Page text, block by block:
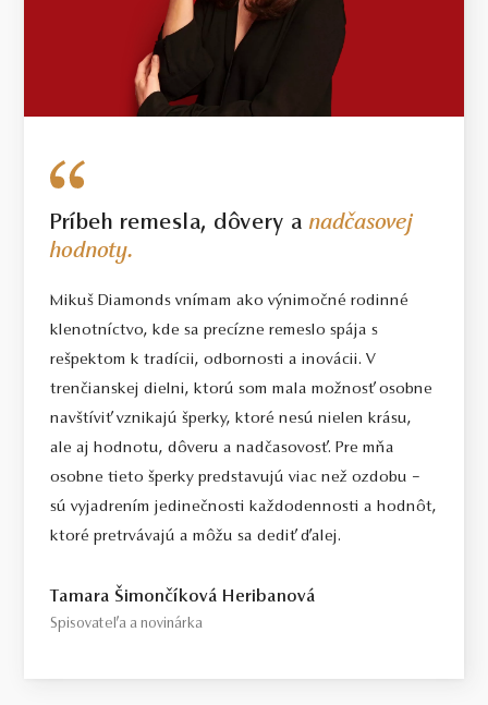
Príbeh remesla, dôvery anadčasovej
hodnoty.
Mikuš Diamonds vnímam ako výnimočné rodinné
klenotníctvo, kde sa precízne remeslo spája s
rešpektom k tradícii, odbornosti a inovácii. V
trenčianskej dielni, ktorú som mala možnosť osobne
navštíviť vznikajú šperky, ktoré nesú nielen krásu,
ale aj hodnotu, dôveru a nadčasovosť. Pre mňa
osobne tieto šperky predstavujú viac než ozdobu –
sú vyjadrením jedinečnosti každodennosti a hodnôt,
ktoré pretrvávajú a môžu sa dediť ďalej.
Tamara Šimončíková Heribanová
Spisovateľa a novinárka